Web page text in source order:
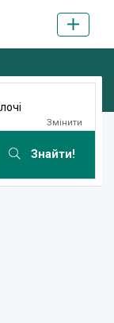
Змінити
Знайти!